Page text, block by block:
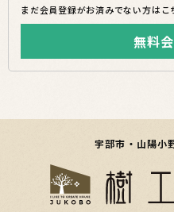
まだ会員登録がお済みでない方はこ
無料
宇部市・山陽小